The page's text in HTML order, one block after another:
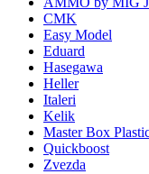
CMK
Easy Model
Eduard
Hasegawa
Heller
Italeri
Kelik
Master Box
Quickboost
Zvezda